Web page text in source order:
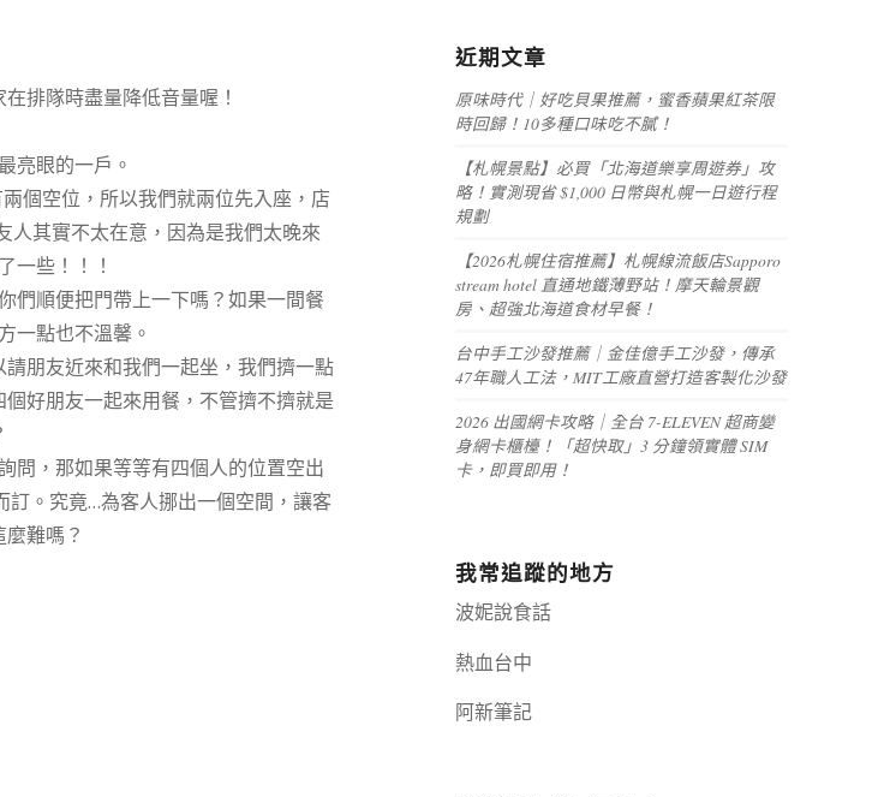
排隊時盡量降低音量喔！
亮眼的一戶。
個空位，所以我們就兩位先入座，店
人其實不太在意，因為是我們太晚來
一些！！！
們順便把門帶上一下嗎？如果一間餐
一點也不溫馨。
朋友近來和我們一起坐，我們擠一點
好朋友一起來用餐，不管擠不擠就是
問，那如果等等有四個人的位置空出
訂。究竟…為客人挪出一個空間，讓客
難嗎？
近期文章
原味時代｜好吃貝果推薦，蜜香蘋果紅茶限
時回歸！10多種口味吃不膩！
【札幌景點】必買「北海道樂享周遊券」攻
略！實測現省 $1,000 日幣與札幌一日遊行程
規劃
【2026札幌住宿推薦】札幌線流飯店Sapporo
stream hotel 直通地鐵薄野站！摩天輪景觀
房、超強北海道食材早餐！
台中手工沙發推薦｜金佳億手工沙發，傳承
47年職人工法，MIT工廠直營打造客製化沙發
2026 出國網卡攻略｜全台 7-ELEVEN 超商變
身網卡櫃檯！「超快取」3 分鐘領實體 SIM
卡，即買即用！
我常追蹤的地方
波妮說食話
熱血台中
阿新筆記嘉義+1 | 嘉義加一